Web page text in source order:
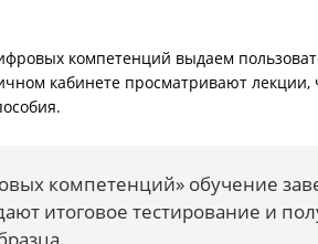
компетенций выдаем
кабинете просматривают лекции,
компетенций» обучение
итоговое тестирование и